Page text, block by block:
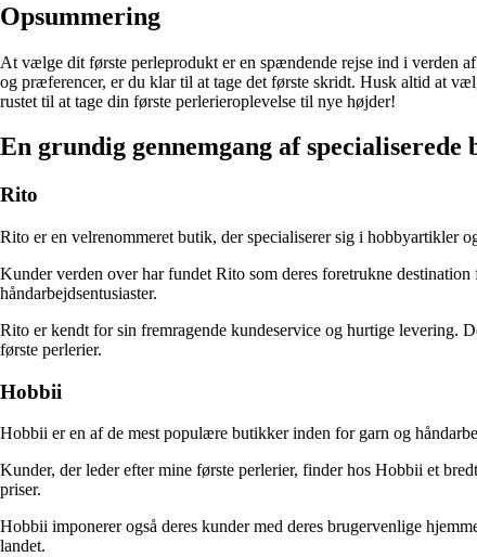
Opsummering
At vælge dit første perleprodukt er en spændende rejse ind i verden
og præferencer, er du klar til at tage det første skridt. Husk altid at
rustet til at tage din første perlerieroplevelse til nye højder!
En grundig gennemgang af
Rito
Rito er en velrenommeret butik, der specialiserer sig i hobbyartikler
Kunder verden over har fundet Rito som deres foretrukne
håndarbejdsentusiaster.
Rito er kendt for sin fremragende kundeservice og hurtige levering.
første perlerier.
Hobbii
Hobbii er en af de mest populære butikker inden for garn og
Kunder, der leder efter mine første perlerier, finder hos Hobbii et
priser.
Hobbii imponerer også deres kunder med deres brugervenlige
landet.